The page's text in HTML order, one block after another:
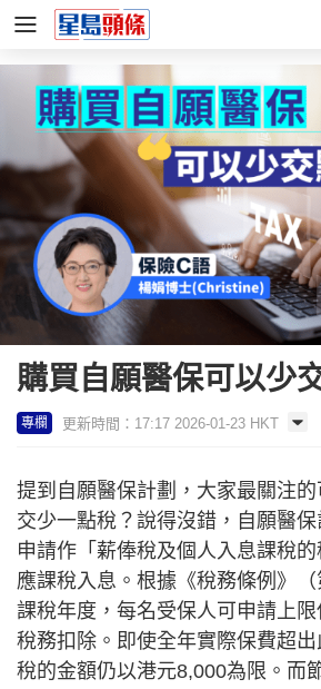
購買自願醫保可以少
專欄 更新時間：17:17 2026-01-23 HKT
提到自願醫保計劃，大家最關注
交少一點稅？說得沒錯，自願醫保
申請作「薪俸稅及個人入息課稅
應課稅入息。根據《稅務條例》
課稅年度，每名受保人可申請上
稅務扣除。即使全年實際保費超
稅的金額仍以港元8,000為限。而